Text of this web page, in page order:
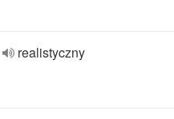
realistyczny